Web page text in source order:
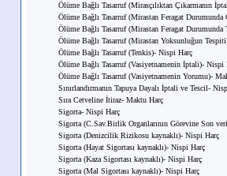
Ölüme Bağlı Tasarruf (Mirasçılıktan Çıkarmanın
Ölüme Bağlı Tasarruf (Mirastan Feragat
Ölüme Bağlı Tasarruf (Mirastan Feragat
Ölüme Bağlı Tasarruf (Mirastan Yoksunluğun
Ölüme Bağlı Tasarruf (Tenkis)- Nispi Harç
Ölüme Bağlı Tasarruf (Vasiyetnamenin İptali)- Nispi
Ölüme Bağlı Tasarruf (Vasiyetnamenin Yorumu)-
Sınırlandırmanın Tapuya Dayalı İptali ve Tescil-
Sıra Cetveline İtiraz- Maktu Harç
Sigorta- Nispi Harç
Sigorta (C.Sav.Birlik Organlarının Görevine Son
Sigorta (Denizcilik Rizikosu kaynaklı)- Nispi Harç
Sigorta (Hayat Sigortası kaynaklı)- Nispi Harç
Sigorta (Kaza Sigortası kaynaklı)- Nispi Harç
Sigorta (Mal Sigortası kaynaklı)- Nispi Harç